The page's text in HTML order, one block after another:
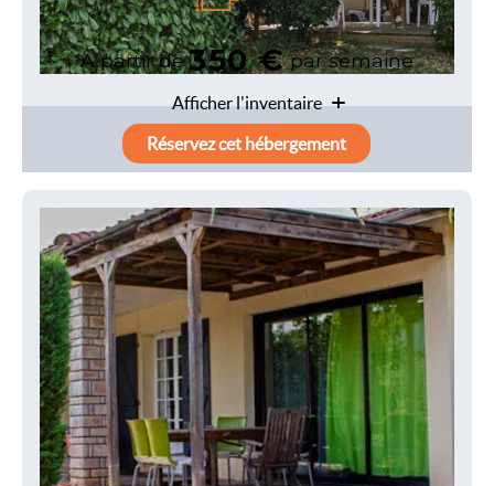
A partir de350 €par semaine
Afficher l'inventaire
Réservez cet hébergement